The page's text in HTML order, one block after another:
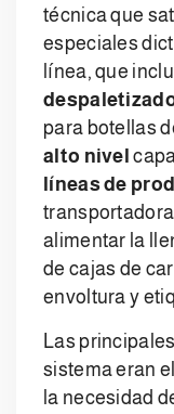
técnica que
especiales
línea, que
para botellas
alto nivel
líneas de
alimentar la
de cajas de
envoltura y
Las
sistema eran
la necesidad